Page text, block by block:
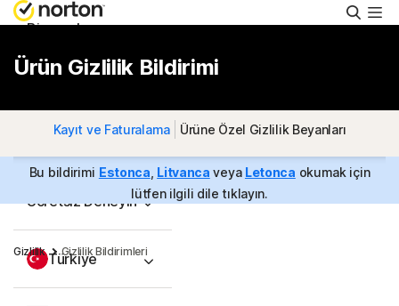
Bireysel
Ücretsiz Deneyin
Türkiye
Ürün Gizlilik Bildirimi
Kayıt ve Faturalama Ürüne Özel Gizlilik Beyanları
Bu bildirimi Estonca Litvanca veya Letonca okumak için
lütfen ilgili dile tıklayın.
Gizlilik Gizlilik Bildirimleri